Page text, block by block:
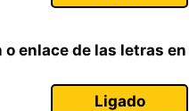
o enlace de las letras
Ligado